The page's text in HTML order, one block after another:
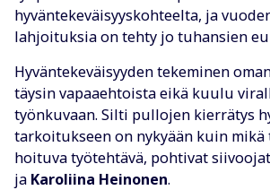
hyväntekeväisyyskohteelta, ja
lahjoituksia on tehty jo tuhansien
Hyväntekeväisyyden tekeminen
täysin vapaaehtoista eikä kuulu
työnkuvaan. Silti pullojen kierrätys
tarkoitukseen on nykyään kuin
hoituva työtehtävä, pohtivat siivoojat
ja Karoliina Heinonen.